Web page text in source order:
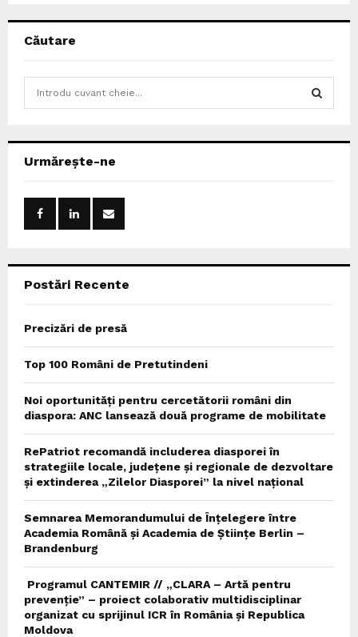
Căutare
h
Urmărește-ne
Postări Recente
Precizări de presă
Top 100 Români de Pretutindeni
Noi oportunități pentru cercetătorii români din
diaspora: ANC lansează două programe de mobilitate
RePatriot recomandă includerea diasporei în
strategiile locale, județene și regionale de dezvoltare
și extinderea „Zilelor Diasporei” la nivel național
Semnarea Memorandumului de Înțelegere între
Academia Română și Academia de Științe Berlin –
Brandenburg
Programul CANTEMIR // „CLARA – Artă pentru
prevenție” – proiect colaborativ multidisciplinar
organizat cu sprijinul ICR în România și Republica
Moldova